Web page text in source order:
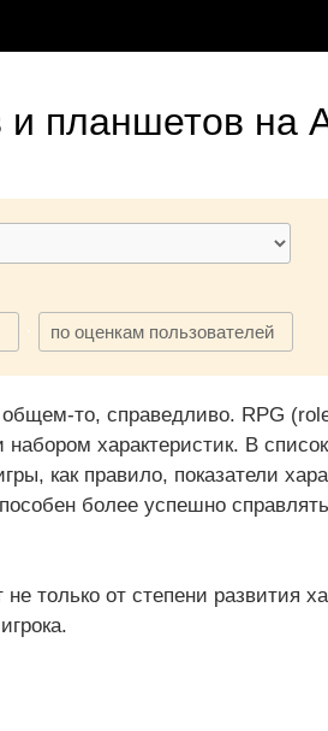
планшетов на
· по оценкам пользователей
то, справедливо. RPG
характеристик. В список
как правило, показатели
более успешно
только от степени развития